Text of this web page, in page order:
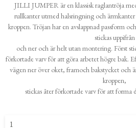
JILLI JUMPER är en klassisk raglantröja
rullkanter utmed halsringning och
kroppen. Tröjan har en avslappnad passform
stickas uppifrån
och ner och är helt utan montering. Först
förkortade varv för att göra arbetet högre bak.
vägen ner över oket, framoch bakstycket och
kroppen,
stickas åter förkortade varv för att forma